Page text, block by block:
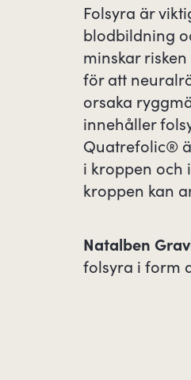
Folsyra är
blodbildning
minskar
för att
orsaka
innehåller
Quatrefolic®
i kroppen och
kroppen kan
Natalben
folsyra i form